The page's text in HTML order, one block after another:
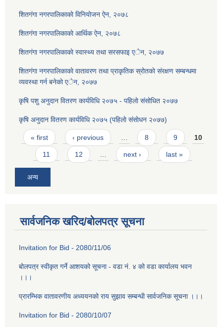
शितगंगा नगरपालिकाकाे विनियोजन ऐन, २०७८
शितगंगा नगरपालिकाकाे आर्थिक ऐन, २०७८
शितगंगा नगरपालिकाकाे स्वास्थ्य तथा सरसफाइ एेन, २०७७
शितगंगा नगरपालिकाकाे वातावरण तथा प्राकृतिक स्रोतकाे संरक्षण सम्बन्धमा
व्यवस्था गर्न बनेकाे एेन, २०७७
कृषि पशु अनुदान वितरण कार्यविधि २०७५ - पहिलाे संसोधित २०७७
कृषि अनुदान वितरण कार्यविधि २०७५ (पहिलाे संसाेधन २०७७)
Pages
« first ‹ previous 8 9 10
11 12 next › last »
अन्य
सार्वजनिक खरिद/बोलपत्र सूचना
Invitation for Bid - 2080/11/06
बोलपत्र स्वीकृत गर्ने आशयको सूचना - वडा न‌ं. ४ को वडा कार्यालय भवन
।।।
प्रारम्भिक वातावरणीय अध्ययनको राय सुझाव सम्बन्धी सार्वजनिक सूचना ।।।
Invitation for Bid - 2080/10/07